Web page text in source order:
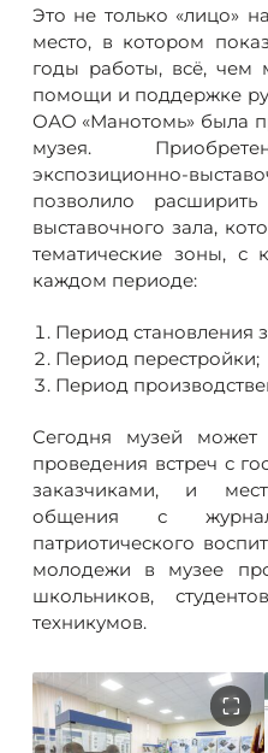
Это не только «лицо»
место, в котором
годы работы, всё, чем
помощи и поддержке
ОАО «Манотомь» была
музея.
экспозиционно-
позволило
выставочного зала,
тематические зоны, с
каждом периоде:
Период становления
Период перестройки;
Период
Сегодня музей
проведения встреч с
заказчиками, и
общения с
патриотического
молодежи в музее
школьников,
техникумов.